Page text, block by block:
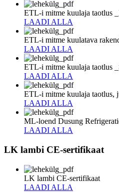
ETL-i mitme kuulaja taotlus
LAADI ALLA
ETL-i mitme kuulatava
LAADI ALLA
ETL-i mitme kuulaja taotlus
LAADI ALLA
ETL-i mitme kuulaja taotlus,
LAADI ALLA
ML-loend Dusung
LAADI ALLA
LK lambi CE-sertifikaat
LK lambi CE-sertifikaat
LAADI ALLA